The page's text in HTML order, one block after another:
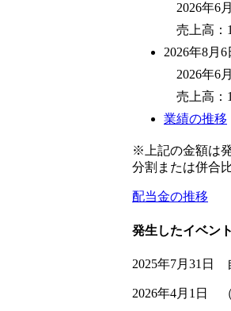
2026年6月
売上高：
2026年8月6
2026年6月
売上高：
業績の推移
※上記の金額は
分割または併合
配当金の推移
発生したイベント
2025年7月31日
2026年4月1日